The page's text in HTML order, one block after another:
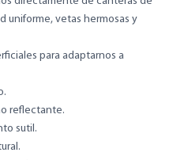
uniforme, vetas hermosas y
para adaptarnos a
reflectante.
sutil.